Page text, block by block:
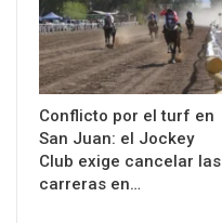
Conflicto por el turf en
San Juan: el Jockey
Club exige cancelar las
carreras en…